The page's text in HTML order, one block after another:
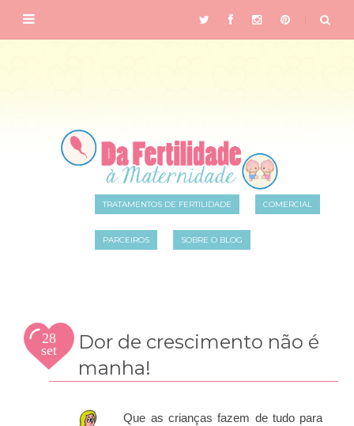
TRATAMENTOS DE FERTILIDADE COMERCIAL
PARCEIROS SOBRE O BLOG
28
set
2009
Dor de crescimento não é
manha!
Que as crianças fazem de tudo para